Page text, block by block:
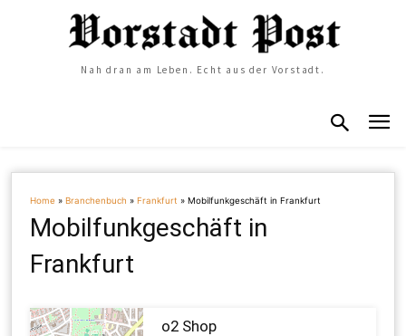
Nah dran am Leben. Echt aus der Vorstadt.
Home »Branchenbuch »Frankfurt »Mobilfunkgeschäft in Frankfurt
Mobilfunkgeschäft in
Frankfurt
o2 Shop